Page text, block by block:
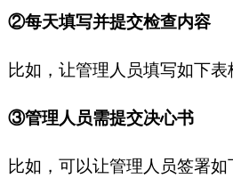
②每天填写并提交检查内容
比如，让管理人员填写如下表
③管理人员需提交决心书
比如，可以让管理人员签署如